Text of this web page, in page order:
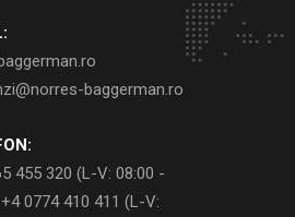
baggerman.ro
455 320 (L-V: 08:00 -
0774 410 411 (L-V: